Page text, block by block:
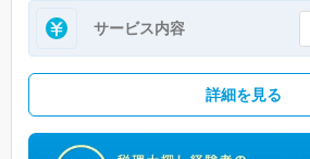
サービス内容
詳細を見る